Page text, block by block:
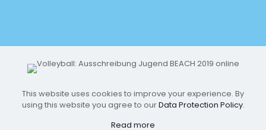
This website uses cookies to improve your experience. By
using this website you agree to ourData Protection Policy.
Read more